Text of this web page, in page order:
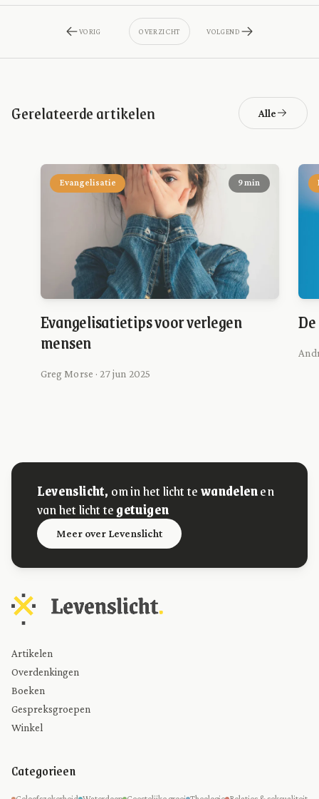
VORIG OVERZICHT VOLGEND
Gerelateerde artikelen Alle
Evangelisatie 9 min
Evangelisatietips voor verlegen
mensen
Greg Morse · 27 jun 2025
Levenslicht, om in het licht tewandelenen
van het licht tegetuigen
Meer over Levenslicht
Artikelen
Overdenkingen
Boeken
Gespreksgroepen
Winkel
Categorieen